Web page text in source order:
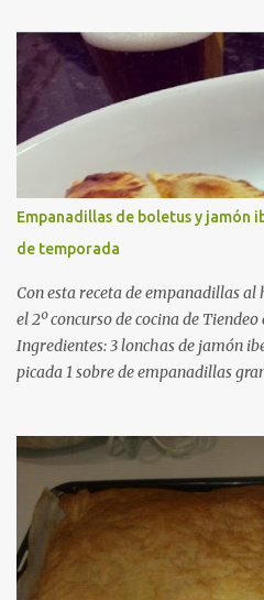
verdes planas 2 tomates maduros
pollo (o agua) 1 cucharadita de
pimentón dulce 2 dientes de ajo
gusto (Opcional) una ramita de
verduras Limpia las alcachofas,
cuartos. Trocea las judías verdes.
que no se oxiden. 2. Sofríe las
chorro de aceite de oliva y dora
medio-alto. Este paso es clave:
Empanadillas de boletus y jamón
de temporada
Con esta receta de empanadillas
el 2º concurso de cocina de
Ingredientes: 3 lonchas de jamón
picada 1 sobre de empanadillas
virgen para untar la bandeja de
horno a 200ºC .Picamos la cebolla
grande con el aceite de oliva virgen
continuación agregamos la nata y
pequeños. Removemos bien y
en trocitos. Picamos los huevos